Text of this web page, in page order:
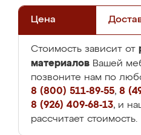
Цена
Стоимость зависит от
материалов Вашей
позвоните нам по
8 (800) 511-89-55, 8
8 (926) 409-68-13, и
рассчитает стоимость.